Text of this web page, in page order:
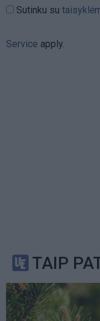
Sutinku su
Service apply.
TAIP